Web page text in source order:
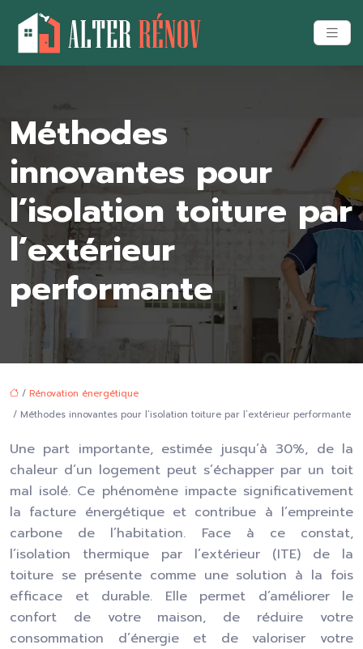
Méthodes
innovantes pour
l’isolation toiture par
l’extérieur
performante
/ Rénovation énergétique
/ Méthodes innovantes pour l’isolation toiture par l’extérieur performante
Une part importante, estimée jusqu’à 30%, de la
chaleur d’un logement peut s’échapper par un toit
mal isolé. Ce phénomène impacte significativement
la facture énergétique et contribue à l’empreinte
carbone de l’habitation. Face à ce constat,
l’isolation thermique par l’extérieur (ITE) de la
toiture se présente comme une solution à la fois
efficace et durable. Elle permet d’améliorer le
confort de votre maison, de réduire votre
consommation d’énergie et de valoriser votre